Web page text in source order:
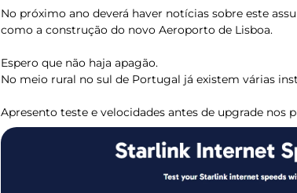
No próximo ano deverá haver notícias sobre este
como a construção do novo Aeroporto de Lisboa.
Espero que não haja apagão.
No meio rural no sul de Portugal já existem várias
Apresento teste e velocidades antes de upgrade nos